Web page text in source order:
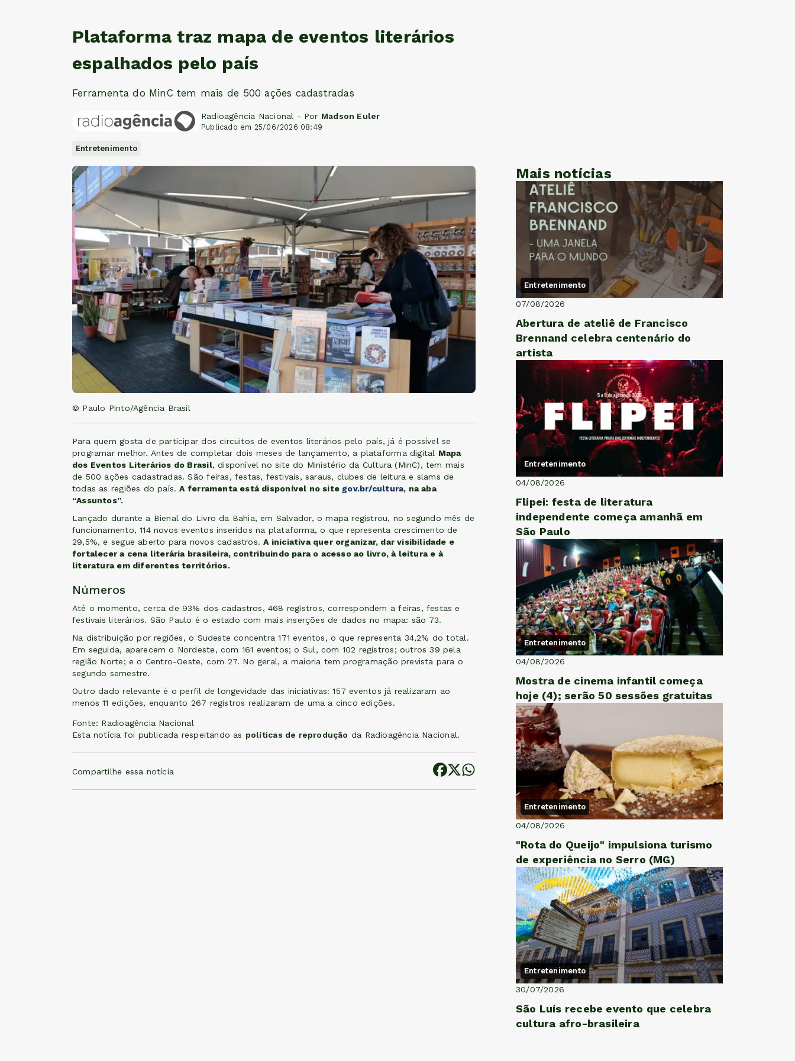
Plataforma traz mapa de eventos literários
espalhados pelo país
Ferramenta do MinC tem mais de 500 ações cadastradas
Radioagência Nacional - Por Madson Euler
Publicado em 25/06/2026 08:49
Entretenimento
© Paulo Pinto/Agência Brasil
Para quem gosta de participar dos circuitos de eventos literários pelo país, já é possível se
programar melhor. Antes de completar dois meses de lançamento, a plataforma digital Mapa
dos Eventos Literários do Brasil, disponível no site do Ministério da Cultura (MinC), tem mais
de 500 ações cadastradas. São feiras, festas, festivais, saraus, clubes de leitura e slams de
todas as regiões do país.A ferramenta está disponível no site gov.br/cultura, na aba
“Assuntos”.
Lançado durante a Bienal do Livro da Bahia, em Salvador, o mapa registrou, no segundo mês de
funcionamento, 114 novos eventos inseridos na plataforma, o que representa crescimento de
29,5%, e segue aberto para novos cadastros.A iniciativa quer organizar, dar visibilidade e
fortalecer a cena literária brasileira, contribuindo para o acesso ao livro, à leitura e à
literatura em diferentes territórios.
Números
Até o momento, cerca de 93% dos cadastros, 468 registros, correspondem a feiras, festas e
festivais literários. São Paulo é o estado com mais inserções de dados no mapa: são 73.
Na distribuição por regiões, o Sudeste concentra 171 eventos, o que representa 34,2% do total.
Em seguida, aparecem o Nordeste, com 161 eventos; o Sul, com 102 registros; outros 39 pela
região Norte; e o Centro-Oeste, com 27. No geral, a maioria tem programação prevista para o
segundo semestre.
Outro dado relevante é o perfil de longevidade das iniciativas: 157 eventos já realizaram ao
menos 11 edições, enquanto 267 registros realizaram de uma a cinco edições.
Fonte: Radioagência Nacional
Esta notícia foi publicada respeitando as políticas de reprodução da Radioagência Nacional.
Compartilhe essa notícia
Mais notícias
Entretenimento
07/08/2026
Abertura de ateliê de Francisco
Brennand celebra centenário do
artista
Entretenimento
04/08/2026
Flipei: festa de literatura
independente começa amanhã em
São Paulo
Entretenimento
04/08/2026
Mostra de cinema infantil começa
hoje (4); serão 50 sessões gratuitas
Entretenimento
04/08/2026
"Rota do Queijo" impulsiona turismo
de experiência no Serro (MG)
Entretenimento
30/07/2026
São Luís recebe evento que celebra
cultura afro-brasileira